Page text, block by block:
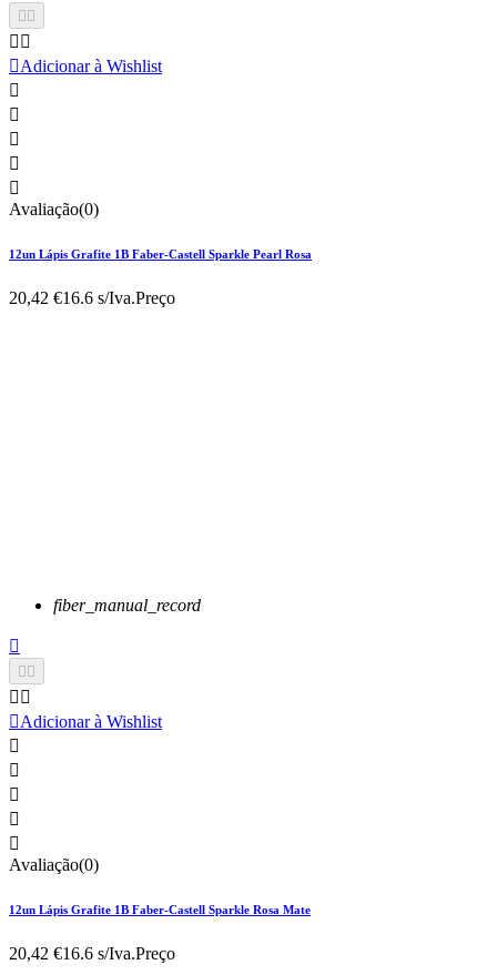
 
 
Adicionar à Wishlist





Avaliação(0)
12un Lápis Grafite 1B Faber-Castell Sparkle Pearl Rosa
20,42 €16.6 s/Iva.Preço
fiber_manual_record

 
 
Adicionar à Wishlist





Avaliação(0)
12un Lápis Grafite 1B Faber-Castell Sparkle Rosa Mate
20,42 €16.6 s/Iva.Preço